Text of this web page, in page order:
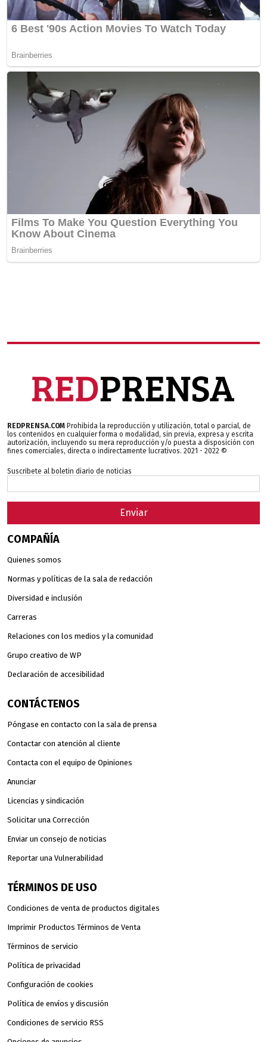
REDPRENSA.COM Prohibida la reproducción y utilización, total o parcial, de
los contenidos en cualquier forma o modalidad, sin previa, expresa y escrita
autorización, incluyendo su mera reproducción y/o puesta a disposición con
fines comerciales, directa o indirectamente lucrativos. 2021 - 2022 ©
Suscribete al boletin diario de noticias
Enviar
COMPAÑÍA
Quienes somos
Normas y políticas de la sala de redacción
Diversidad e inclusión
Carreras
Relaciones con los medios y la comunidad
Grupo creativo de WP
Declaración de accesibilidad
CONTÁCTENOS
Póngase en contacto con la sala de prensa
Contactar con atención al cliente
Contacta con el equipo de Opiniones
Anunciar
Licencias y sindicación
Solicitar una Corrección
Enviar un consejo de noticias
Reportar una Vulnerabilidad
TÉRMINOS DE USO
Condiciones de venta de productos digitales
Imprimir Productos Términos de Venta
Términos de servicio
Política de privacidad
Configuración de cookies
Política de envíos y discusión
Condiciones de servicio RSS